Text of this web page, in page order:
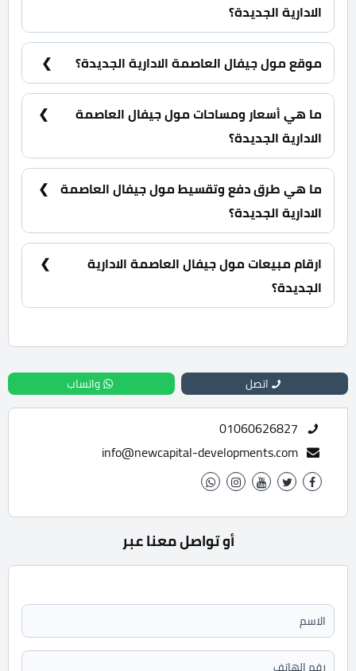
الادارية الجديدة؟
شركة ويلث للاستثمار والتطوير العقاري Wealth
Developments.
موقع مول جيفال العاصمة الادارية الجديدة؟
مول جيفال العاصمة الادارية الجديدة يقع بقلب الداون
تاون وبالتحديد في القطعة MU4 -70 امام شركات
الادوية بواجهة تبلع عرضها 70 متر مربع على ميدان
رئيسي.
ما هي أسعار ومساحات مول جيفال العاصمة
الادارية الجديدة؟
وحدات استثمارية بمساحات تبدأ من 23 متر مربع كما
يبدأ السعر من 1,037,000 جنية.
ما هي طرق دفع وتقسيط مول جيفال العاصمة
الادارية الجديدة؟
25% مقدم حجز و أيضا تقسيط الباقي من الملغ على 7
سنوات بالتساوي.
ارقام مبيعات مول جيفال العاصمة الادارية
الجديدة؟
للحجز والاستفسار تواصل معنا الان : 01060626827
اتصل واتساب
01060626827
info@newcapital-developments.com
أو تواصل معنا عبر